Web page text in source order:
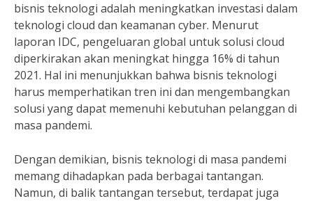
bisnis teknologi adalah meningkatkan investasi dalam
teknologi cloud dan keamanan cyber. Menurut
laporan IDC, pengeluaran global untuk solusi cloud
diperkirakan akan meningkat hingga 16% di tahun
2021. Hal ini menunjukkan bahwa bisnis teknologi
harus memperhatikan tren ini dan mengembangkan
solusi yang dapat memenuhi kebutuhan pelanggan di
masa pandemi.
Dengan demikian, bisnis teknologi di masa pandemi
memang dihadapkan pada berbagai tantangan.
Namun, di balik tantangan tersebut, terdapat juga